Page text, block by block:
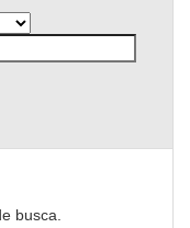
busca.